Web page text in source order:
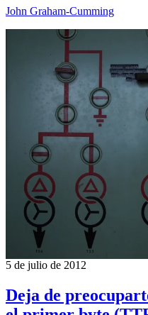
John Graham-Cumming
5 de julio de 2012
Deja de